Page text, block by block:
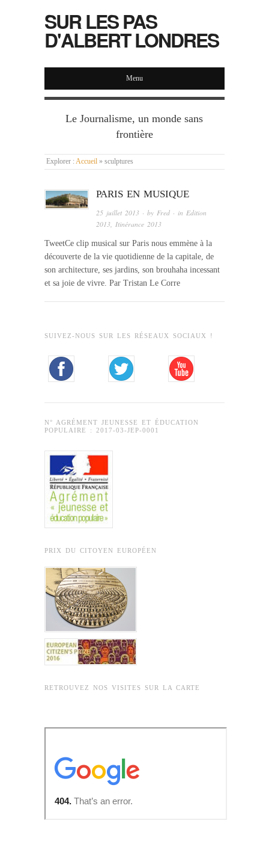
SUR LES PAS
D'ALBERT LONDRES
Menu
Le Journalisme, un monde sans
frontière
Explorer : Accueil » sculptures
PARIS EN MUSIQUE
25 juillet 2013 · byFred · inEdition
2013,Itinérance 2013
TweetCe clip musical sur Paris nous emmène à la
découverte de la vie quotidienne de la capitale, de
son architecture, ses jardins, son brouhaha incessant
et sa joie de vivre. Par Tristan Le Corre
SUIVEZ-NOUS SUR LES RÉSEAUX SOCIAUX !
N° AGRÉMENT JEUNESSE ET ÉDUCATION
POPULAIRE : 2017-03-JEP-0001
PRIX DU CITOYEN EUROPÉEN
RETROUVEZ NOS VISITES SUR LA CARTE